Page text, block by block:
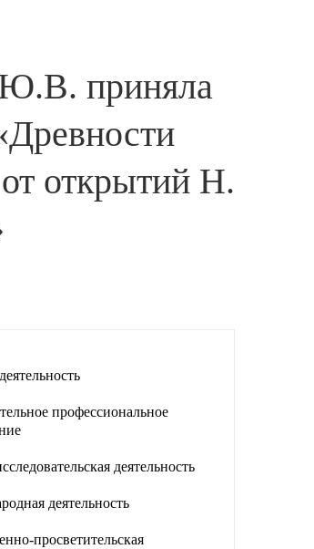
приняла
открытий Н.
профессиональное
деятельность
деятельность
просветительская